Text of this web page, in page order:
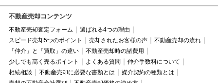
不動産売却コンテンツ
不動産売却査定フォーム
選ばれる4つの理由
スピード売却5つのポイント
売却されたお客様の声
不動産売却の流れ
「仲介」と「買取」の違い
不動産売却時の諸費用
少しでも高く売るポイント
よくある質問
仲介手数料について
相続相談
不動産売却に必要な書類とは
媒介契約の種類とは